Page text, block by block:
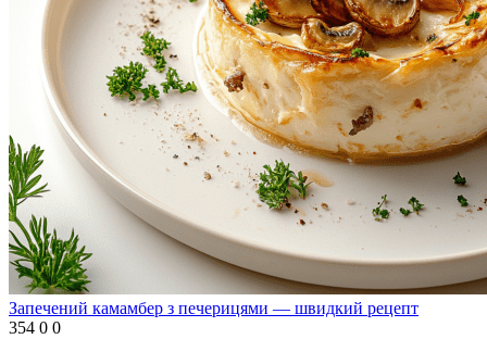
Запечений камамбер з печерицями — швидкий рецепт
354 0 0